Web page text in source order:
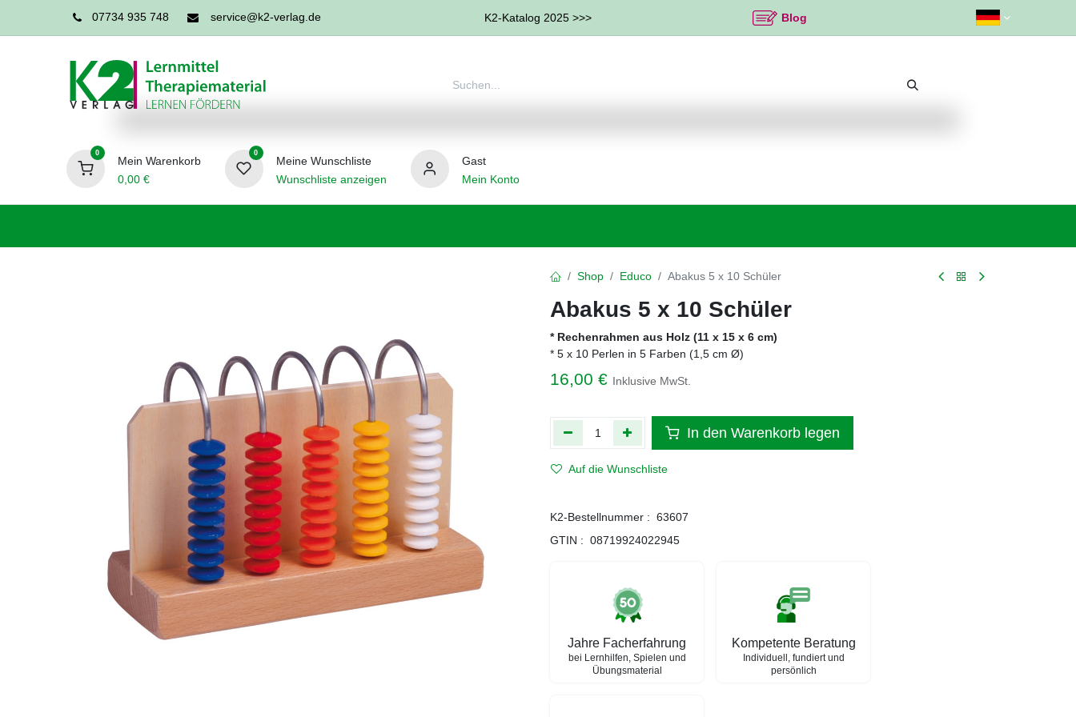
07734 935 748 service@k2-verlag.de K2-Katalog 2025 >>> Blog
0
Mein Warenkorb
0,00€
0
Meine Wunschliste
Wunschliste anzeigen
Gast
Mein Konto
Shop Educo Abakus 5 x 10 Schüler
Abakus 5 x 10 Schüler
* Rechenrahmen aus Holz (11 x 15 x 6 cm)
* 5 x 10 Perlen in 5 Farben (1,5 cm Ø)
16,00 € Inklusive MwSt.
In den Warenkorb legen
Auf die Wunschliste
K2-Bestellnummer : 63607
GTIN : 08719924022945
Jahre Facherfahrung
bei Lernhilfen, Spielen und
Übungsmaterial
Kompetente Beratung
Individuell, fundiert und
persönlich